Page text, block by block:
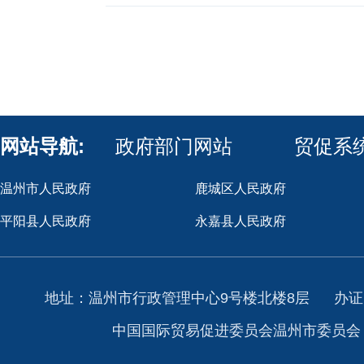
网站导航: 政府部门网站 贸促系
温州市人民政府 鹿城区人民政府
平阳县人民政府 永嘉县人民政府
地址：温州市行政管理中心9号楼北楼8层
办
中国国际贸易促进委员会温州市委员